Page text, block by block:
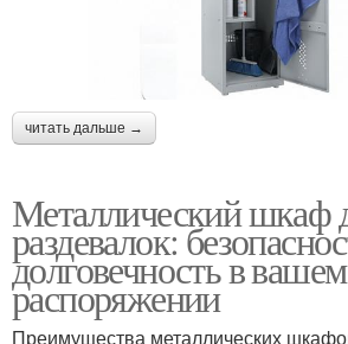
читать дальше →
Металлический шкаф
раздевалок:
долговечность в вашем
распоряжении
Преимущества металлических